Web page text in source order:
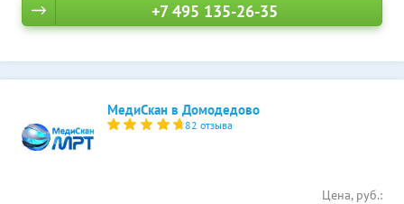
+7 495 135-26-35
МедиСкан в Домодедово
82 отзыва
Цена, руб.: